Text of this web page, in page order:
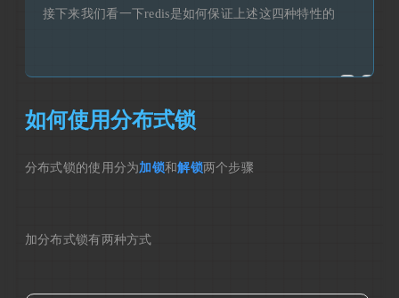
接下来我们看一下redis是如何保证上述这四种特性的
如何使用分布式锁
分布式锁的使用分为加锁和解锁两个步骤
加分布式锁有两种方式